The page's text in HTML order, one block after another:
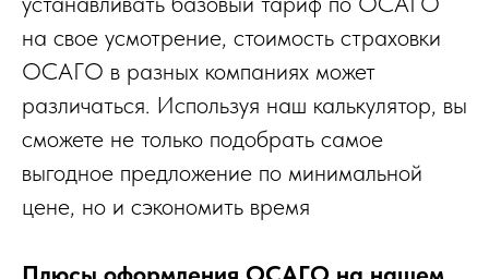
на свое усмотрение, стоимость страховки
ОСАГО в разных компаниях может
различаться. Используя наш калькулятор, вы
сможете не только подобрать самое
выгодное предложение по минимальной
цене, но и сэкономить время